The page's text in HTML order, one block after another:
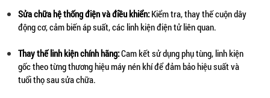
Sửa chữa hệ thống điện và điều khiển: Kiểm tra, thay thế cuộn dây
động cơ, cảm biến áp suất, các linh kiện điện tử liên quan.
Thay thế linh kiện chính hãng: Cam kết sử dụng phụ tùng, linh kiện
gốc theo từng thương hiệu máy nén khí để đảm bảo hiệu suất và
tuổi thọ sau sửa chữa.